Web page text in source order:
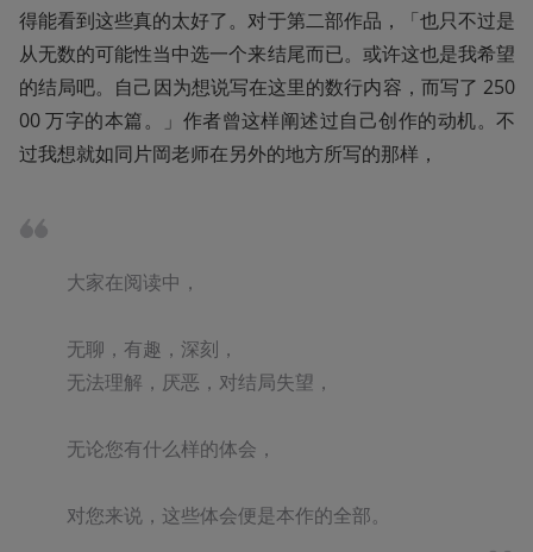
得能看到这些真的太好了。对于第二部作品，「也只不过是
从无数的可能性当中选一个来结尾而已。或许这也是我希望
的结局吧。自己因为想说写在这里的数行内容，而写了 250
00 万字的本篇。」作者曾这样阐述过自己创作的动机。不
过我想就如同片岡老师在另外的地方所写的那样，
大家在阅读中，
无聊，有趣，深刻，
无法理解，厌恶，对结局失望，
无论您有什么样的体会，
对您来说，这些体会便是本作的全部。